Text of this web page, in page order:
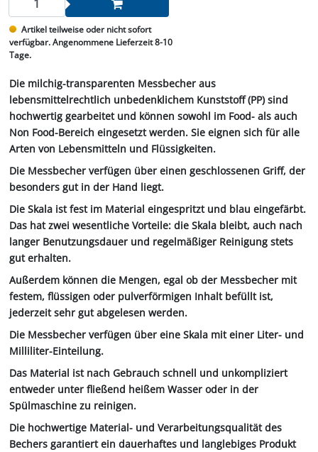
Artikel teilweise oder nicht sofort
verfügbar. Angenommene Lieferzeit 8-10
Tage.
Die milchig-transparenten Messbecher aus
lebensmittelrechtlich unbedenklichem Kunststoff (PP) sind
hochwertig gearbeitet und können sowohl im Food- als auch
Non Food-Bereich eingesetzt werden. Sie eignen sich für alle
Arten von Lebensmitteln und Flüssigkeiten.
Die Messbecher verfügen über einen geschlossenen Griff, der
besonders gut in der Hand liegt.
Die Skala ist fest im Material eingespritzt und blau eingefärbt.
Das hat zwei wesentliche Vorteile: die Skala bleibt, auch nach
langer Benutzungsdauer und regelmäßiger Reinigung stets
gut erhalten.
Außerdem können die Mengen, egal ob der Messbecher mit
festem, flüssigen oder pulverförmigen Inhalt befüllt ist,
jederzeit sehr gut abgelesen werden.
Die Messbecher verfügen über eine Skala mit einer Liter- und
Milliliter-Einteilung.
Das Material ist nach Gebrauch schnell und unkompliziert
entweder unter fließend heißem Wasser oder in der
Spülmaschine zu reinigen.
Die hochwertige Material- und Verarbeitungsqualität des
Bechers garantiert ein dauerhaftes und langlebiges Produkt